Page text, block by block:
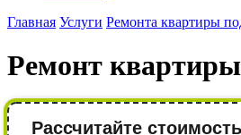
Главная Услуги Ремонта квартиры
Ремонт
Рассчитайте